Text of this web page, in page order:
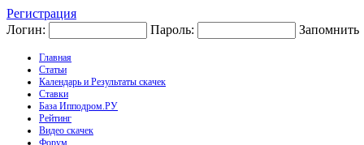
Регистрация
Логин:
Пароль: Запомнить
Главная
Статьи
Календарь и Результаты скачек
Ставки
База Ипподром.РУ
Рейтинг
Видео скачек
Форум